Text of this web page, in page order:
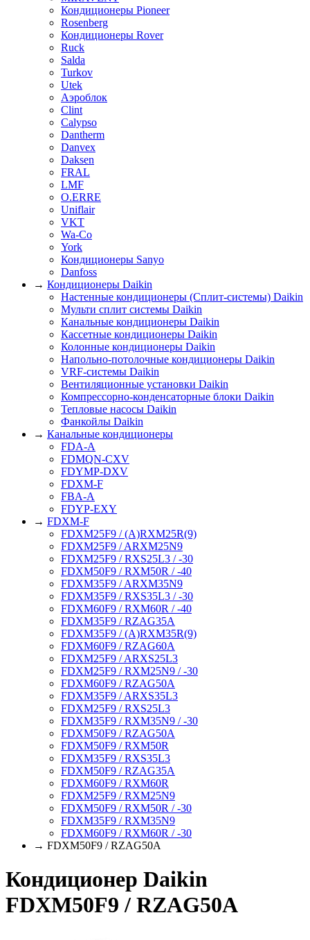
Кондиционеры Pioneer
Rosenberg
Кондиционеры Rover
Ruck
Salda
Turkov
Utek
Аэроблок
Clint
Calypso
Dantherm
Danvex
Daksen
FRAL
LMF
O.ERRE
Uniflair
VKT
Wa-Co
York
Кондиционеры Sanyo
Danfoss
→ Кондиционеры Daikin
Настенные кондиционеры (Сплит-системы) Daikin
Мульти сплит системы Daikin
Канальные кондиционеры Daikin
Кассетные кондиционеры Daikin
Колонные кондиционеры Daikin
Напольно-потолочные кондиционеры Daikin
VRF-системы Daikin
Вентиляционные установки Daikin
Компрессорно-конденсаторные блоки Daikin
Тепловые насосы Daikin
Фанкойлы Daikin
→ Канальные кондиционеры
FDA-A
FDMQN-CXV
FDYMP-DXV
FDXM-F
FBA-A
FDYP-EXY
→ FDXM-F
FDXM25F9 / (A)RXM25R(9)
FDXM25F9 / ARXM25N9
FDXM25F9 / RXS25L3 / -30
FDXM50F9 / RXM50R / -40
FDXM35F9 / ARXM35N9
FDXM35F9 / RXS35L3 / -30
FDXM60F9 / RXM60R / -40
FDXM35F9 / RZAG35A
FDXM35F9 / (A)RXM35R(9)
FDXM60F9 / RZAG60A
FDXM25F9 / ARXS25L3
FDXM25F9 / RXM25N9 / -30
FDXM60F9 / RZAG50A
FDXM35F9 / ARXS35L3
FDXM25F9 / RXS25L3
FDXM35F9 / RXM35N9 / -30
FDXM50F9 / RZAG50A
FDXM50F9 / RXM50R
FDXM35F9 / RXS35L3
FDXM50F9 / RZAG35A
FDXM60F9 / RXM60R
FDXM25F9 / RXM25N9
FDXM50F9 / RXM50R / -30
FDXM35F9 / RXM35N9
FDXM60F9 / RXM60R / -30
→ FDXM50F9 / RZAG50A
Кондиционер Daikin
FDXM50F9 / RZAG50A